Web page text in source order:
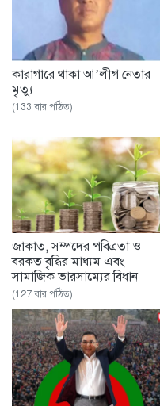
কারাগারে থাকা আ’লীগ নেতার
মৃত্যু
(133 বার পঠিত)
জাকাত, সম্পদের পবিত্রতা ও
বরকত বৃদ্ধির মাধ্যম এবং
সামাজিক ভারসাম্যের বিধান
(127 বার পঠিত)